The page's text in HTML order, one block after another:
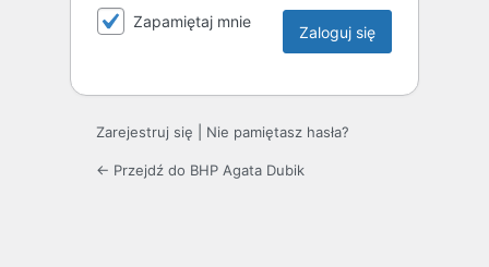
Zapamiętaj mnie
Zarejestruj się Nie pamiętasz hasła?
← Przejdź do BHP Agata Dubik